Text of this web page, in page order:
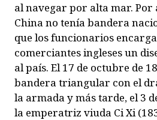
al navegar por alta mar. Por
China no tenía bandera
que los funcionarios
comerciantes ingleses un
al país. El 17 de octubre de
bandera triangular con el
la armada y más tarde, el 3
la emperatriz viuda Ci Xi